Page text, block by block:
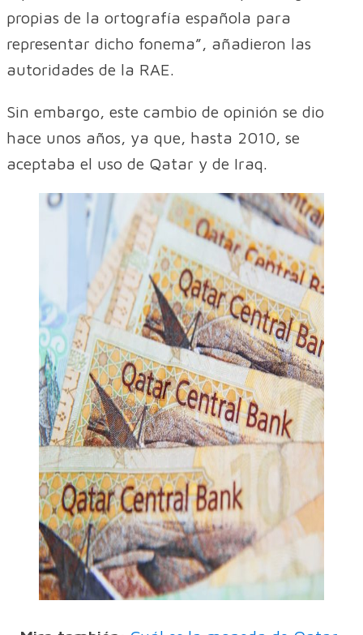
propias de la ortografía española para
representar dicho fonema”, añadieron las
autoridades de la RAE.
Sin embargo, este cambio de opinión se dio
hace unos años, ya que, hasta 2010, se
aceptaba el uso de Qatar y de Iraq.